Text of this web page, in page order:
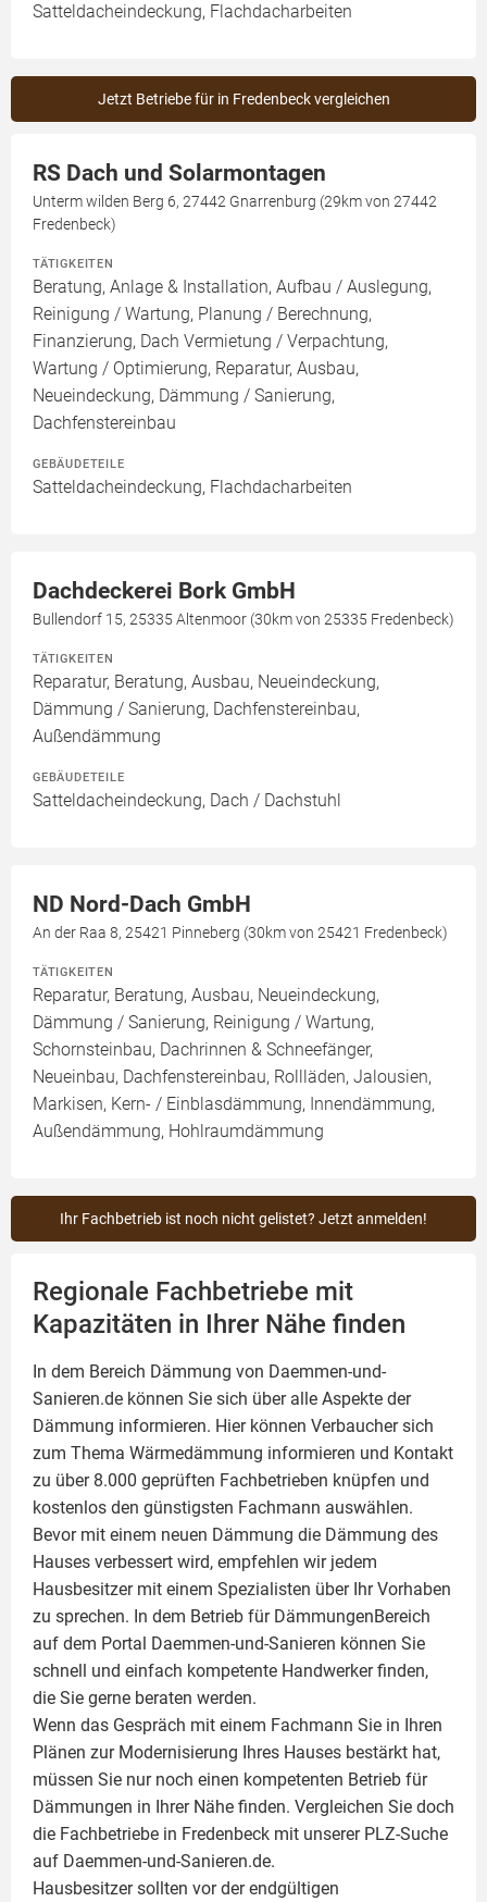
Satteldacheindeckung, Flachdacharbeiten
Jetzt Betriebe für in Fredenbeck vergleichen
RS Dach und Solarmontagen
Unterm wilden Berg 6, 27442 Gnarrenburg (29km von 27442
Fredenbeck)
TÄTIGKEITEN
Beratung, Anlage & Installation, Aufbau / Auslegung,
Reinigung / Wartung, Planung / Berechnung,
Finanzierung, Dach Vermietung / Verpachtung,
Wartung / Optimierung, Reparatur, Ausbau,
Neueindeckung, Dämmung / Sanierung,
Dachfenstereinbau
GEBÄUDETEILE
Satteldacheindeckung, Flachdacharbeiten
Dachdeckerei Bork GmbH
Bullendorf 15, 25335 Altenmoor (30km von 25335 Fredenbeck)
TÄTIGKEITEN
Reparatur, Beratung, Ausbau, Neueindeckung,
Dämmung / Sanierung, Dachfenstereinbau,
Außendämmung
GEBÄUDETEILE
Satteldacheindeckung, Dach / Dachstuhl
ND Nord-Dach GmbH
An der Raa 8, 25421 Pinneberg (30km von 25421 Fredenbeck)
TÄTIGKEITEN
Reparatur, Beratung, Ausbau, Neueindeckung,
Dämmung / Sanierung, Reinigung / Wartung,
Schornsteinbau, Dachrinnen & Schneefänger,
Neueinbau, Dachfenstereinbau, Rollläden, Jalousien,
Markisen, Kern- / Einblasdämmung, Innendämmung,
Außendämmung, Hohlraumdämmung
Ihr Fachbetrieb ist noch nicht gelistet? Jetzt anmelden!
Regionale Fachbetriebe mit
Kapazitäten in Ihrer Nähe finden
In dem Bereich Dämmung von Daemmen-und-
Sanieren.de können Sie sich über alle Aspekte der
Dämmung informieren. Hier können Verbaucher sich
zum Thema Wärmedämmung informieren und Kontakt
zu über 8.000 geprüften Fachbetrieben knüpfen und
kostenlos den günstigsten Fachmann auswählen.
Bevor mit einem neuen Dämmung die Dämmung des
Hauses verbessert wird, empfehlen wir jedem
Hausbesitzer mit einem Spezialisten über Ihr Vorhaben
zu sprechen. In dem Betrieb für DämmungenBereich
auf dem Portal Daemmen-und-Sanieren können Sie
schnell und einfach kompetente Handwerker finden,
die Sie gerne beraten werden.
Wenn das Gespräch mit einem Fachmann Sie in Ihren
Plänen zur Modernisierung Ihres Hauses bestärkt hat,
müssen Sie nur noch einen kompetenten Betrieb für
Dämmungen in Ihrer Nähe finden. Vergleichen Sie doch
die Fachbetriebe in Fredenbeck mit unserer PLZ-Suche
auf Daemmen-und-Sanieren.de.
Hausbesitzer sollten vor der endgültigen